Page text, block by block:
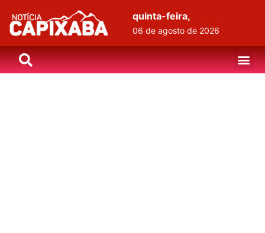
quinta-feira,
06 de agosto de 2026